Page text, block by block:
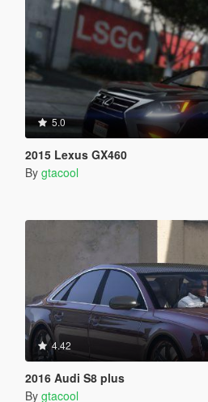
5.0
2015 Lexus GX460
By gtacool
4.42
2016 Audi S8 plus
By gtacool